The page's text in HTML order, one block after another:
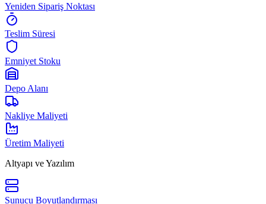
Yeniden Sipariş Noktası
Teslim Süresi
Emniyet Stoku
Depo Alanı
Nakliye Maliyeti
Üretim Maliyeti
Altyapı ve Yazılım
Sunucu Boyutlandırması